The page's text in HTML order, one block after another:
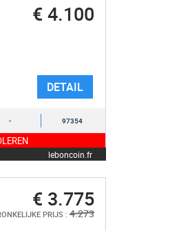
€ 4.100
DETAIL
- 97354
leboncoin.fr
€ 3.775
PRIJS : 4.273